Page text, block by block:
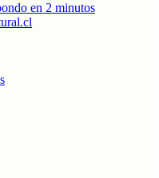
en 2 minutos